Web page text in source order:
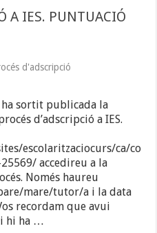
A IES. PUNTUACIÓ
d'adscripció
sortit publicada la
d’adscripció a IES.
escolaritzaciocurs/ca/co
accedireu a la
Només haureu
mare/tutor/a i la data
recordam que avui
hi ha …